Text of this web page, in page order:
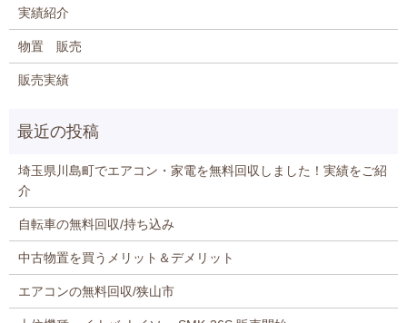
実績紹介
物置 販売
販売実績
埼玉県川島町でエアコン・家電を無料回収しました！実績をご紹
介
自転車の無料回収/持ち込み
中古物置を買うメリット＆デメリット
エアコンの無料回収/狭山市